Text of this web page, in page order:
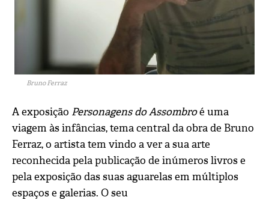
Bruno Ferraz
A exposição Personagens do Assombroé uma
viagem às infâncias, tema central da obra de Bruno
Ferraz, o artista tem vindo a ver a sua arte
reconhecida pela publicação de inúmeros livros e
pela exposição das suas aguarelas em múltiplos
espaços e galerias. O seu